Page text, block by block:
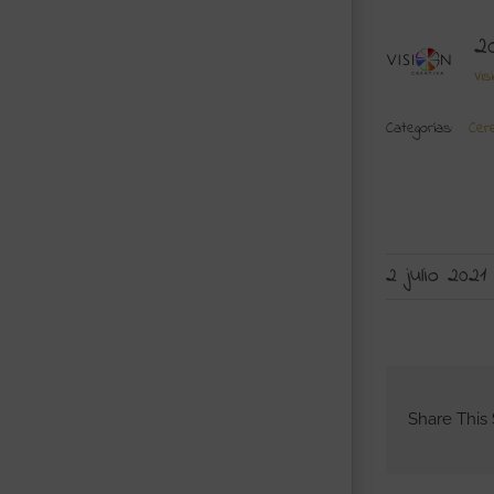
Categorías:
2 julio 2021
Share